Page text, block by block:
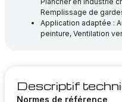
Remplissage de
Application adaptée :
peinture, Ventilation
Descriptif
Normes de référence